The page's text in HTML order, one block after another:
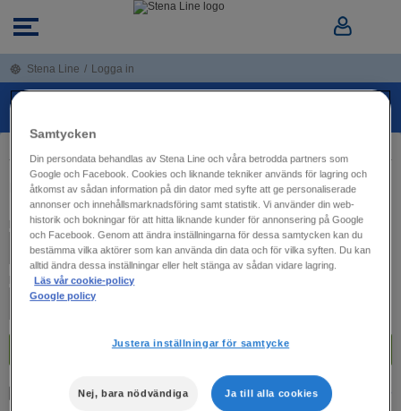
Stena Line / Logga in
LOGGA IN
E-mail
Lösenord
Fortsätt
Kom ihåg mig Glömt lösenordet?
Samtycken
Din persondata behandlas av Stena Line och våra betrodda partners som
Google och Facebook. Cookies och liknande tekniker används för lagring och
åtkomst av sådan information på din dator med syfte att ge personaliserade
annonser och innehållsmarknadsföring samt statistik. Vi använder din web-
historik och bokningar för att hitta liknande kunder för annonsering på Google
och Facebook. Genom att ändra inställningarna för dessa samtycken kan du
bestämma vilka aktörer som kan använda din data och för vilka syften. Du kan
alltid ändra dessa inställningar eller helt stänga av sådan vidare lagring.
Läs vår cookie-policy
Google policy
Justera inställningar för samtycke
Nej, bara nödvändiga Ja till alla cookies